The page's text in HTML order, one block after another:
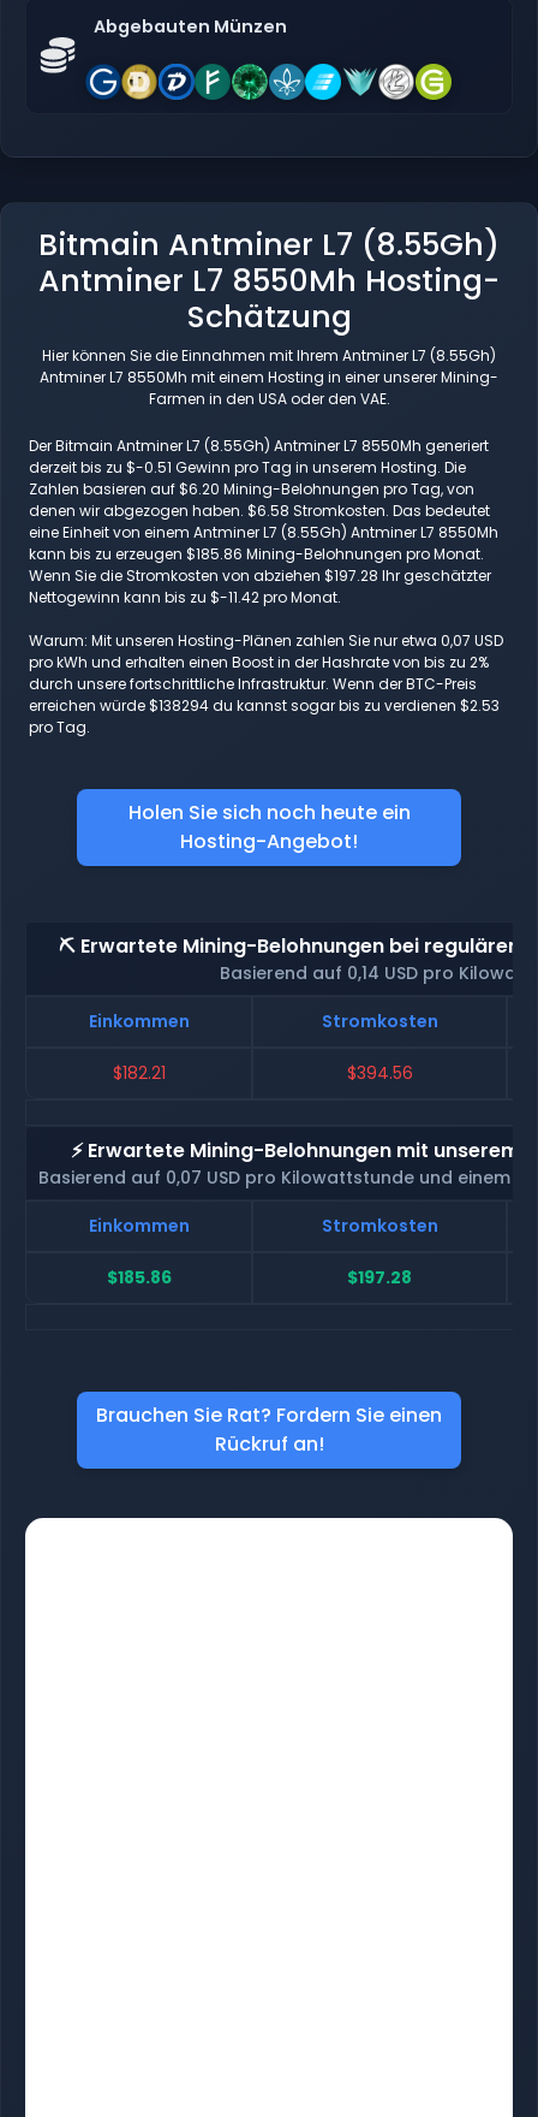
Abgebauten Münzen
Bitmain Antminer L7 (8.55Gh)
Antminer L7 8550Mh Hosting-
Schätzung
Hier können Sie die Einnahmen mit Ihrem Antminer L7 (8.55Gh)
Antminer L7 8550Mh mit einem Hosting in einer unserer Mining-
Farmen in den USA oder den VAE.
Der Bitmain Antminer L7 (8.55Gh) Antminer L7 8550Mh generiert
derzeit bis zu $-0.51 Gewinn pro Tag in unserem Hosting. Die
Zahlen basieren auf $6.20 Mining-Belohnungen pro Tag, von
denen wir abgezogen haben. $6.58 Stromkosten. Das bedeutet
eine Einheit von einem Antminer L7 (8.55Gh) Antminer L7 8550Mh
kann bis zu erzeugen $185.86 Mining-Belohnungen pro Monat.
Wenn Sie die Stromkosten von abziehen $197.28 Ihr geschätzter
Nettogewinn kann bis zu $-11.42 pro Monat.
Warum: Mit unseren Hosting-Plänen zahlen Sie nur etwa 0,07 USD
pro kWh und erhalten einen Boost in der Hashrate von bis zu 2%
durch unsere fortschrittliche Infrastruktur. Wenn der BTC-Preis
erreichen würde $138294 du kannst sogar bis zu verdienen $2.53
pro Tag.
Holen Sie sich noch heute ein
Hosting-Angebot!
⛏️ Erwartete Mining-Belohnungen bei
Basierend auf 0,14 USD pro
Einkommen
Stromkosten
$182.21 $394.56
⚡ Erwartete Mining-Belohnungen mit unserem
Basierend auf 0,07 USD pro Kilowattstunde und einem
Einkommen
Stromkosten
$185.86 $197.28
Brauchen Sie Rat? Fordern Sie einen
Rückruf an!